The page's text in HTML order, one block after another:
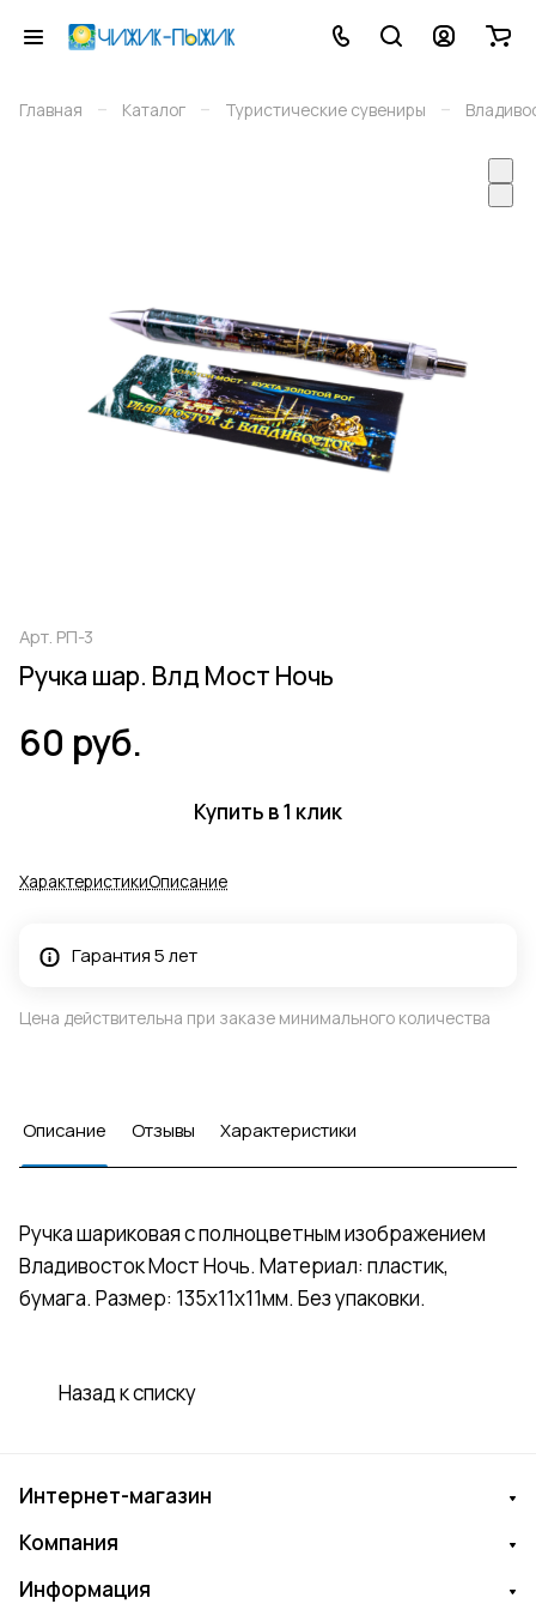
Главная – Каталог – Туристические сувениры –
Арт. РП-3
Ручка шар. Влд Мост Ночь
60 руб.
Купить в 1 клик
ХарактеристикиОписание
Гарантия 5 лет
Цена действительна при заказе минимального количества
Описание Отзывы Характеристики
Ручка шариковая с полноцветным изображением
Владивосток Мост Ночь. Материал: пластик,
бумага. Размер: 135х11х11мм. Без упаковки.
Назад к списку
Интернет-магазин
Компания
Информация